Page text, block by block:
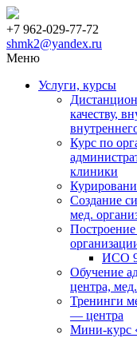
+7 962-029-77-72
shmk2@yandex.ru
Меню
Услуги, курсы
качеству,
Курс по
клиники
Создание
мед.
ИСО
Обучение
центра,
Тренинги
— центра
Мини-курс